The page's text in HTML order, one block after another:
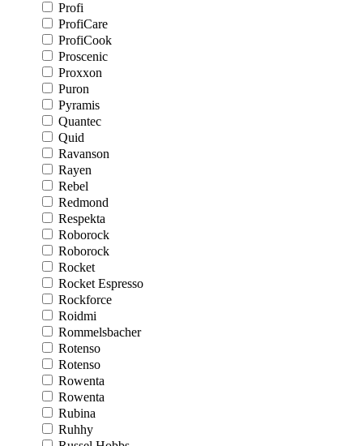
Profi
ProfiCare
ProfiCook
Proscenic
Proxxon
Puron
Pyramis
Quantec
Quid
Ravanson
Rayen
Rebel
Redmond
Respekta
Roborock
Roborock
Rocket
Rocket Espresso
Rockforce
Roidmi
Rommelsbacher
Rotenso
Rotenso
Rowenta
Rowenta
Rubina
Ruhhy